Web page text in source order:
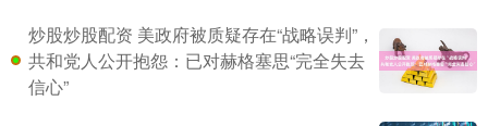
炒股炒股配资 美政府被质疑存在“战略误判”，
共和党人公开抱怨：已对赫格塞思“完全失去
信心”